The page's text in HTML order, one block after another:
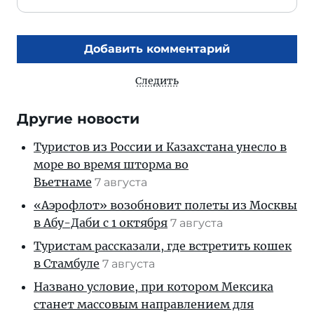
Добавить комментарий
Следить
Другие новости
Туристов из России и Казахстана унесло в
море во время шторма во
Вьетнаме 7 августа
«Аэрофлот» возобновит полеты из Москвы
в Абу-Даби с 1 октября 7 августа
Туристам рассказали, где встретить кошек
в Стамбуле 7 августа
Названо условие, при котором Мексика
станет массовым направлением для